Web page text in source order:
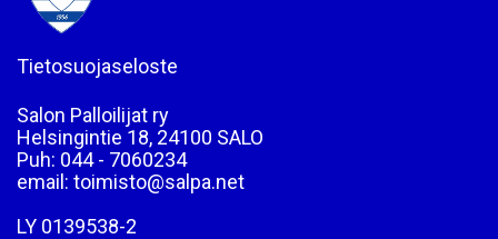
Tietosuojaseloste
Salon Palloilijat ry
Helsingintie 18, 24100 SALO
Puh: 044 - 7060234
email: toimisto@salpa.net
LY 0139538-2